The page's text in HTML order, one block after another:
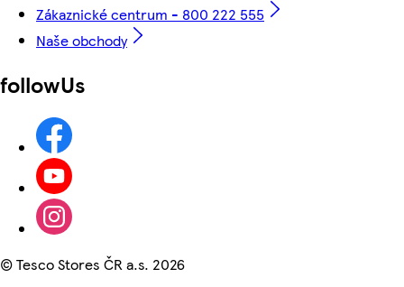
Zákaznické centrum - 800 222 555
Naše obchody
followUs
©Tesco Stores ČR a.s. 2026